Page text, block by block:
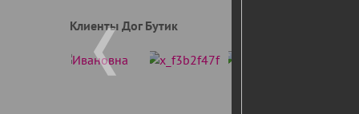
Клиенты Дог Бутик